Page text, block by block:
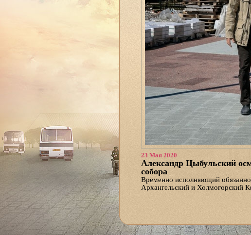
23 Мая 2020
Александр Цыбульский
собора
Временно исполняющий
Архангельский и Холмогорский
собор, строящийся в столице
Главный архитектор храма
выполняются, и об истории